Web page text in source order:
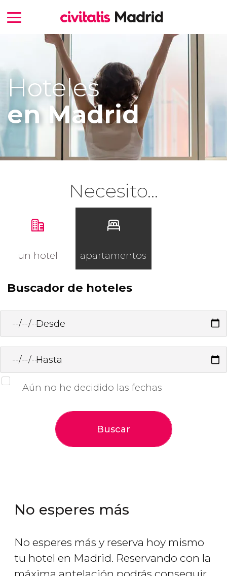
Hoteles
en Madrid
Necesito...
un hotel apartamentos
Buscador de hoteles
Desde
Hasta
Aún no he decidido las fechas
Buscar
No esperes más
No esperes más y reserva hoy mismo
tu hotel en Madrid. Reservando con la